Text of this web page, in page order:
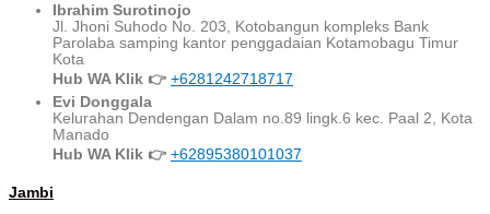
Ibrahim Surotinojo
Jl. Jhoni Suhodo No. 203, Kotobangun kompleks Bank
Parolaba samping kantor penggadaian Kotamobagu Timur
Kota
Hub WA Klik 👉 +6281242718717
Evi Donggala
Kelurahan Dendengan Dalam no.89 lingk.6 kec. Paal 2, Kota
Manado
Hub WA Klik 👉 +62895380101037
Jambi